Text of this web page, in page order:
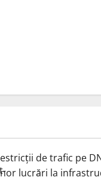
de trafic pe
lucrări la